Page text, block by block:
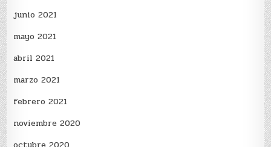
junio 2021
mayo 2021
abril 2021
marzo 2021
febrero 2021
noviembre 2020